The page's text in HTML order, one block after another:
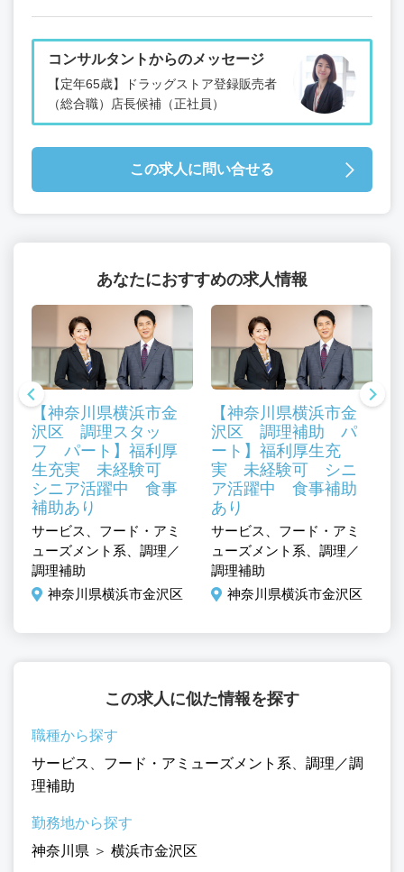
コンサルタントからのメッセージ
【定年65歳】ドラッグストア登録販売者
（総合職）店長候補（正社員）
この求人に問い合せる
あなたにおすすめの求人情報
【神奈川県横浜市金
沢区 調理スタッ
フ パート】福利厚
生充実 未経験可
シニア活躍中 食事
補助あり
サービス、フード・アミ
ューズメント系、調理／
調理補助
神奈川県横浜市金沢区
【神奈川県横浜市金
沢区 調理補助 パ
ート】福利厚生充
実 未経験可 シニ
ア活躍中 食事補助
あり
サービス、フード・アミ
ューズメント系、調理／
調理補助
神奈川県横浜市金沢区
この求人に似た情報を探す
職種から探す
サービス 、 フード・アミューズメント系、 調理／調
理補助
勤務地から探す
神奈川県 ＞ 横浜市金沢区